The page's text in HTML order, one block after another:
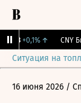
+0,1% ↑ CNY
Ситуация на
16 июня 2026 /